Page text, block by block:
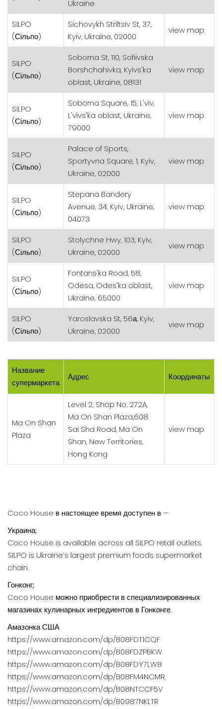
Ukraine
SILPO
(Сільпо)
Sichovykh Striltsiv St, 37,
Kyiv, Ukraine, 02000
view map
SILPO
(Сільпо)
Soborna St, 110, Sofiivska
Borshchahivka, Kyivs'ka
oblast, Ukraine, 08131
view map
SILPO
(Сільпо)
Soborna Square, 15, L'viv,
L'vivs'ka oblast, Ukraine,
79000
view map
SILPO
(Сільпо)
Palace of Sports,
Sportyvna Square, 1, Kyiv,
Ukraine, 02000
view map
SILPO
(Сільпо)
Stepana Bandery
Avenue, 34, Kyiv, Ukraine,
04073
view map
SILPO
(Сільпо)
Stolychne Hwy, 103, Kyiv,
Ukraine, 02000
view map
SILPO
(Сільпо)
Fontans'ka Road, 58,
Odesa, Odes'ka oblast,
Ukraine, 65000
view map
SILPO
(Сільпо)
Yaroslavska St, 56а, Kyiv,
Ukraine, 02000
view map
Название
супермаркета
Адрес Координаты
Ma On Shan
Plaza
Level 2, Shop No. 272A,
Ma On Shan Plaza,608
Sai Sha Road, Ma On
Shan, New Territories,
Hong Kong
view map
Coco House в настоящее время доступен в —
Украина;
Coco House is available across all SILPO retail outlets.
SILPO is Ukraine’s largest premium foods supermarket
chain.
Гонконг;
Coco House можно приобрести в специализированных
магазинах кулинарных ингредиентов в Гонконге.
Амазонка США
https://www.amazon.com/dp/B08FDT1CQF
https://www.amazon.com/dp/B08FDZPBKW
https://www.amazon.com/dp/B08FDY7LW8
https://www.amazon.com/dp/B08FM4NCMR
https://www.amazon.com/dp/B08NTCCF5V
https://www.amazon.com/dp/B0987NKLTR